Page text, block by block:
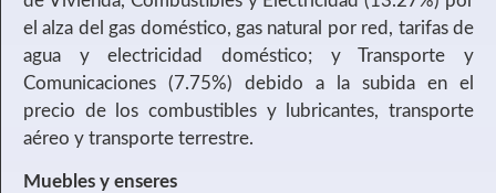
el alza del gas doméstico, gas natural por red, tarifas de
agua y electricidad doméstico; y Transporte y
Comunicaciones (7.75%) debido a la subida en el
precio de los combustibles y lubricantes, transporte
aéreo y transporte terrestre.
Muebles y enseres